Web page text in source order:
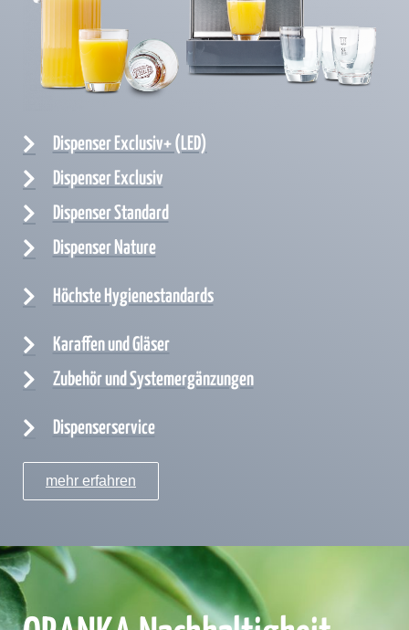
Dispenser Exclusiv+ (LED)
Dispenser Exclusiv
Dispenser Standard
Dispenser Nature
Höchste Hygienestandards
Karaffen und Gläser
Zubehör und Systemergänzungen
Dispenserservice
mehr erfahren